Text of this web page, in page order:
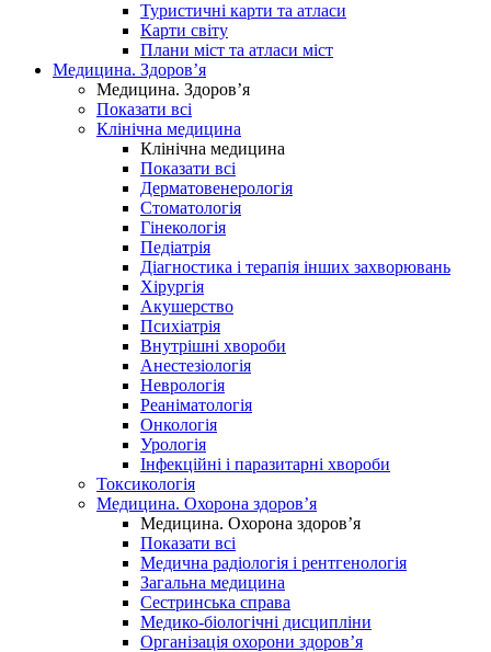
Туристичні карти та атласи
Карти світу
Плани міст та атласи міст
Медицина. Здоров’я
Медицина. Здоров’я
Показати всі
Клінічна медицина
Клінічна медицина
Показати всі
Дерматовенерологія
Стоматологія
Гінекологія
Педіатрія
Діагностика і терапія інших захворювань
Хірургія
Акушерство
Психіатрія
Внутрішні хвороби
Анестезіологія
Неврологія
Реаніматологія
Онкологія
Урологія
Інфекційні і паразитарні хвороби
Токсикологія
Медицина. Охорона здоров’я
Медицина. Охорона здоров’я
Показати всі
Медична радіологія і рентгенологія
Загальна медицина
Сестринська справа
Медико-біологічні дисципліни
Організація охорони здоров’я